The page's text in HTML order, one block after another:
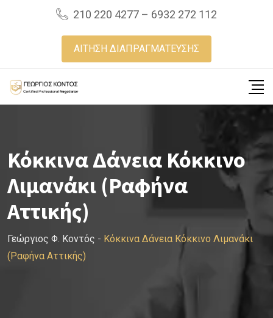
210 220 4277 – 6932 272 112
ΑΙΤΗΣΗ ΔΙΑΠΡΑΓΜΑΤΕΥΣΗΣ
Κόκκινα Δάνεια Κόκκινο
Λιμανάκι (Ραφήνα
Αττικής)
Γεώργιος Φ. Κοντός - Κόκκινα Δάνεια Κόκκινο Λιμανάκι
(Ραφήνα Αττικής)